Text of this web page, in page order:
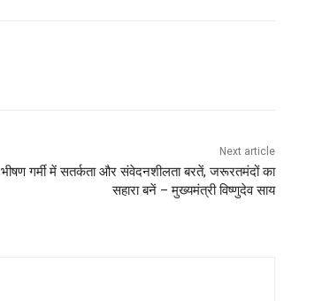
Next article
भीषण गर्मी में सतर्कता और संवेदनशीलता बरतें, जरूरतमंदों का
सहारा बनें – मुख्यमंत्री विष्णुदेव साय